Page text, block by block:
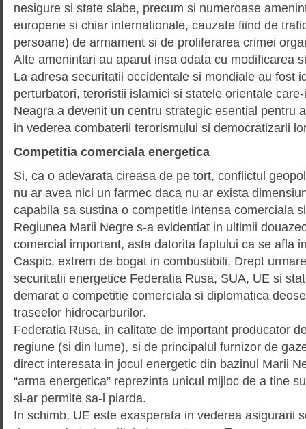
nesigure si state slabe, precum si numeroase
europene si chiar internationale, cauzate fiind de
persoane) de armament si de proliferarea crimei
Alte amenintari au aparut insa odata cu modificarea
La adresa securitatii occidentale si mondiale au fost
perturbatori, teroristii islamici si statele orientale
Neagra a devenit un centru strategic esential pentru
in vederea combaterii terorismului si democratizarii
Competitia comerciala energetica
Si, ca o adevarata cireasa de pe tort, conflictul
nu ar avea nici un farmec daca nu ar exista
capabila sa sustina o competitie intensa comerciala
Regiunea Marii Negre s-a evidentiat in ultimii
comercial important, asta datorita faptului ca se afla
Caspic, extrem de bogat in combustibili. Drept
securitatii energetice Federatia Rusa, SUA, UE si
demarat o competitie comerciala si diplomatica
traseelor hidrocarburilor.
Federatia Rusa, in calitate de important producator
regiune (si din lume), si de principalul furnizor de
direct interesata in jocul energetic din bazinul Marii
“arma energetica” reprezinta unicul mijloc de a tine
si-ar permite sa-l piarda.
In schimb, UE este exasperata in vederea asigurarii